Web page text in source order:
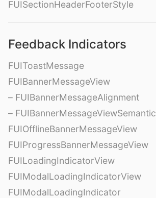
FUISectionHeaderFooterStyle
Feedback Indicators
FUIToastMessage
FUIBannerMessageView
– FUIBannerMessageAlignment
– FUIBannerMessageViewSemantic
FUIOfflineBannerMessageView
FUIProgressBannerMessageView
FUILoadingIndicatorView
FUIModalLoadingIndicatorView
FUIModalLoadingIndicator